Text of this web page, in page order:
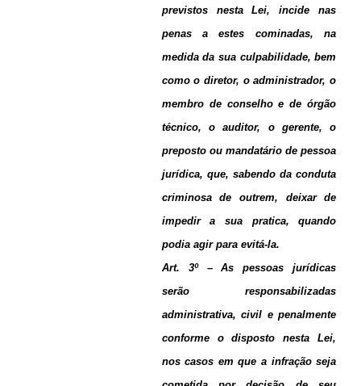
previstos nesta Lei, incide nas
penas a estes cominadas, na
medida da sua culpabilidade, bem
como o diretor, o administrador, o
membro de conselho e de órgão
técnico, o auditor, o gerente, o
preposto ou mandatário de pessoa
jurídica, que, sabendo da conduta
criminosa de outrem, deixar de
impedir a sua pratica, quando
podia agir para evitá-la.
Art. 3º – As pessoas jurídicas
serão responsabilizadas
administrativa, civil e penalmente
conforme o disposto nesta Lei,
nos casos em que a infração seja